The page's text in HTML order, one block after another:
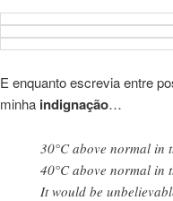
E enquanto escrevia entre
minha indignação…
30°C above normal in
40°C above normal in
It would be